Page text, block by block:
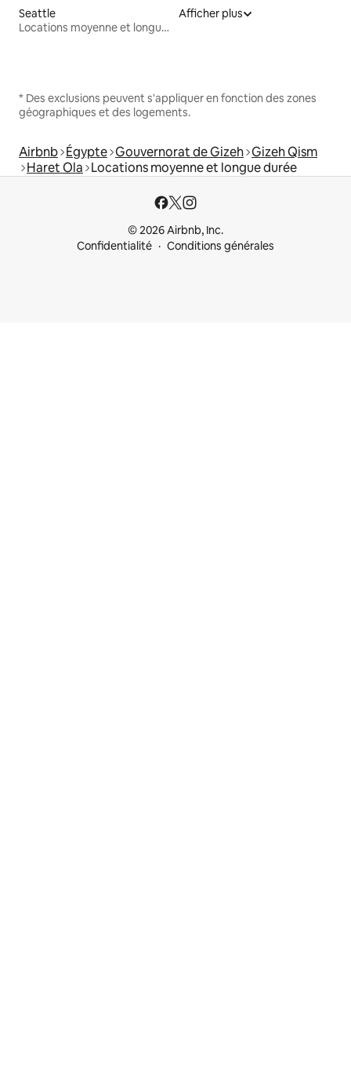
Seattle
Locations moyenne et longue durée
Afficher plus
* Des exclusions peuvent s'appliquer en fonction des zones
géographiques et des logements.
Airbnb Égypte Gouvernorat de Gizeh Gizeh Qism
Haret Ola Locations moyenne et longue durée
© 2026 Airbnb, Inc.
Confidentialité
Conditions générales